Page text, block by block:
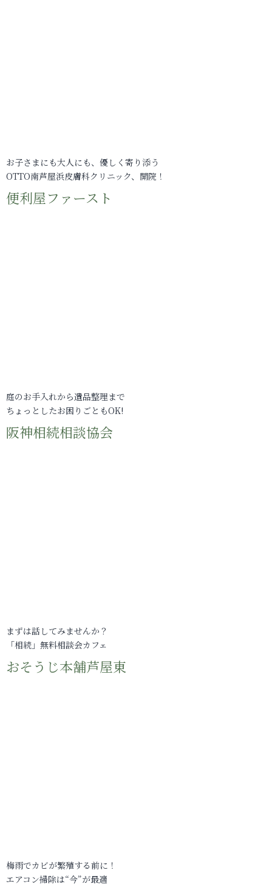
お子さまにも大人にも、優しく寄り添う
OTTO南芦屋浜皮膚科クリニック、開院！
便利屋ファースト
庭のお手入れから遺品整理まで
ちょっとしたお困りごともOK!
阪神相続相談協会
まずは話してみませんか？
「相続」無料相談会カフェ
おそうじ本舗芦屋東
梅雨でカビが繁殖する前に！
エアコン掃除は“今”が最適